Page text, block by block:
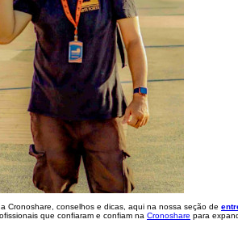
Cronoshare, conselhos e dicas, aqui na nossa seção de
que confiaram e confiam na Cronoshare para